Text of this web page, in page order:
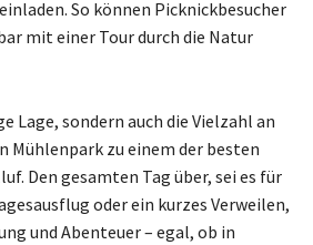
So können Picknickbesucher
mit einer Tour durch die Natur
Lage, sondern auch die Vielzahl an
zu einem der besten
Den gesamten Tag über, sei es für
oder ein kurzes Verweilen,
und Abenteuer – egal, ob in